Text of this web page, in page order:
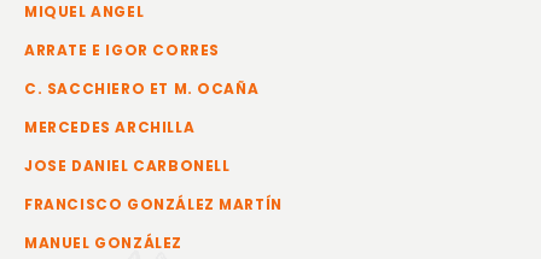
MIQUEL ANGEL
ARRATE E IGOR CORRES
C. SACCHIERO ET M. OCAÑA
MERCEDES ARCHILLA
JOSE DANIEL CARBONELL
FRANCISCO GONZÁLEZ MARTÍN
MANUEL GONZÁLEZ